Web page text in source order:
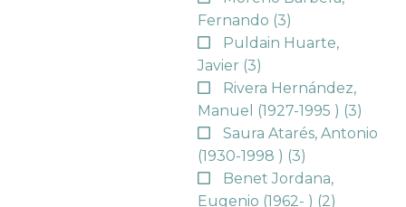
Fernando (3)
Puldain Huarte,
Javier (3)
Rivera Hernández,
Manuel (1927-1995 ) (3)
Saura Atarés, Antonio
(1930-1998 ) (3)
Benet Jordana,
Eugenio (1962- ) (2)